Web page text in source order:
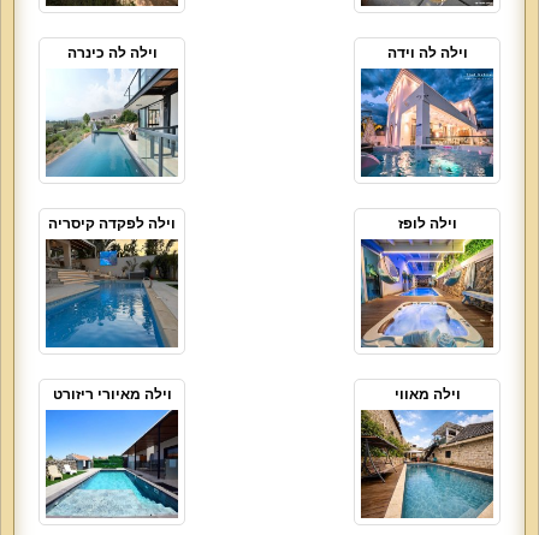
וילה לה וידה וילה לה כינרה
וילה לופז וילה לפקדה קיסריה
וילה מאווי וילה מאיורי ריזורט